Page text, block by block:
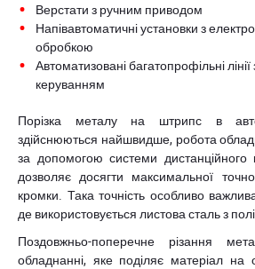
Верстати з ручним приводом
Напівавтоматичні установки з
обробкою
Автоматизовані багатопрофільні
керуванням
Порізка металу на штрипс в
здійснюються найшвидше, робота
за допомогою системи
дозволяє досягти максимальної
кромки. Така точність особливо
де використовується листова сталь з
Поздовжньо-поперечне різання
обладнанні, яке поділяє матеріал на